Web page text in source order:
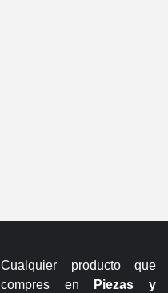
Cualquier producto que
compres en
Piezas y